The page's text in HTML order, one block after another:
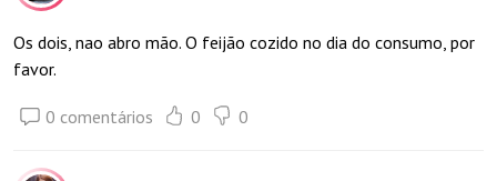
Os dois, nao abro mão. O feijão cozido no dia do consumo, por
favor.
0 comentários 0 0